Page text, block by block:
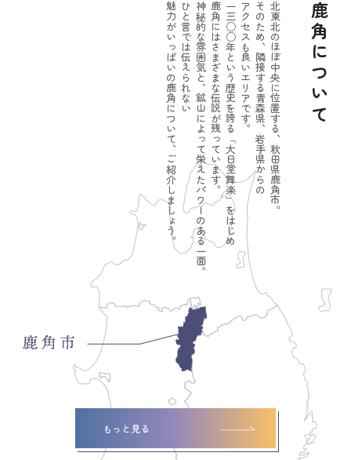
鹿角について
北東北のほぼ中央に位置する、秋田県鹿角市。
そのため、隣接する青森県、岩手県からの
アクセスも良いエリアです。
一三○○年という歴史を誇る「大日堂舞楽」をはじめ
鹿角にはさまざまな伝説が残っています。
神秘的な雰囲気と、鉱山によって栄えたパワーのある一面。
ひと言では伝えられない
魅力がいっぱいの鹿角について、ご紹介しましょう。
もっと見る